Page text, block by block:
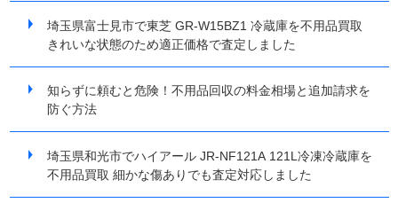
埼玉県富士見市で東芝 GR-W15BZ1 冷蔵庫を不用品買取
きれいな状態のため適正価格で査定しました
知らずに頼むと危険！不用品回収の料金相場と追加請求を
防ぐ方法
埼玉県和光市でハイアール JR-NF121A 121L冷凍冷蔵庫を
不用品買取 細かな傷ありでも査定対応しました